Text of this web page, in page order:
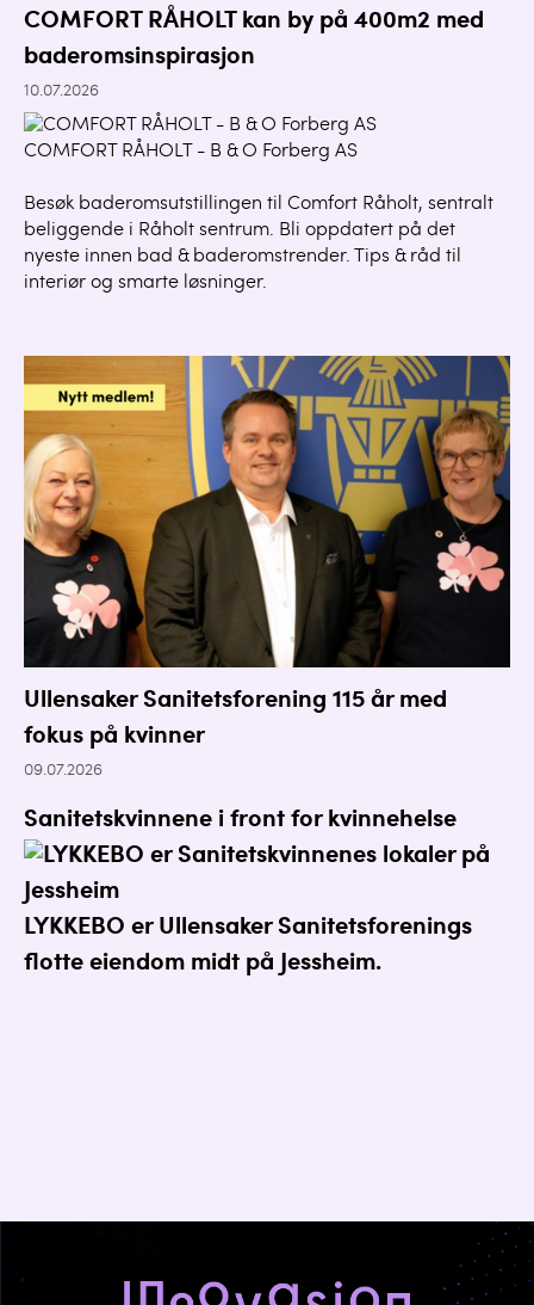
COMFORT RÅHOLT kan by på 400m2 med
baderomsinspirasjon
10.07.2026
COMFORT RÅHOLT - B & O Forberg AS
Besøk baderomsutstillingen til Comfort Råholt, sentralt
beliggende i Råholt sentrum. Bli oppdatert på det
nyeste innen bad & baderomstrender. Tips & råd til
interiør og smarte løsninger.
Ullensaker Sanitetsforening 115 år med
fokus på kvinner
09.07.2026
Sanitetskvinnene i front for kvinnehelse
LYKKEBO er Ullensaker Sanitetsforenings
flotte eiendom midt på Jessheim.